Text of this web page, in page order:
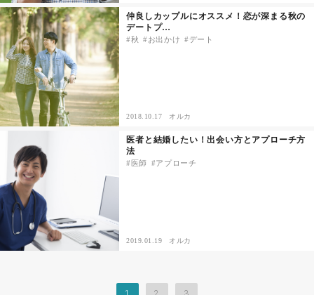
仲良しカップルにオススメ！恋が深まる秋の
デートプ…
秋 お出かけ デート
2018.10.17 オルカ
医者と結婚したい！出会い方とアプローチ方
法
医師 アプローチ
2019.01.19 オルカ